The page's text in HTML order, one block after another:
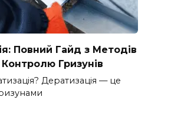
Повний Гайд з Методів
Гризунів
Дератизація — це